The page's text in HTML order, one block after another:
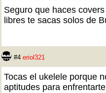
Seguro que haces
libres te sacas solos de
#4 eriol321
Tocas el ukelele porque
aptitudes para